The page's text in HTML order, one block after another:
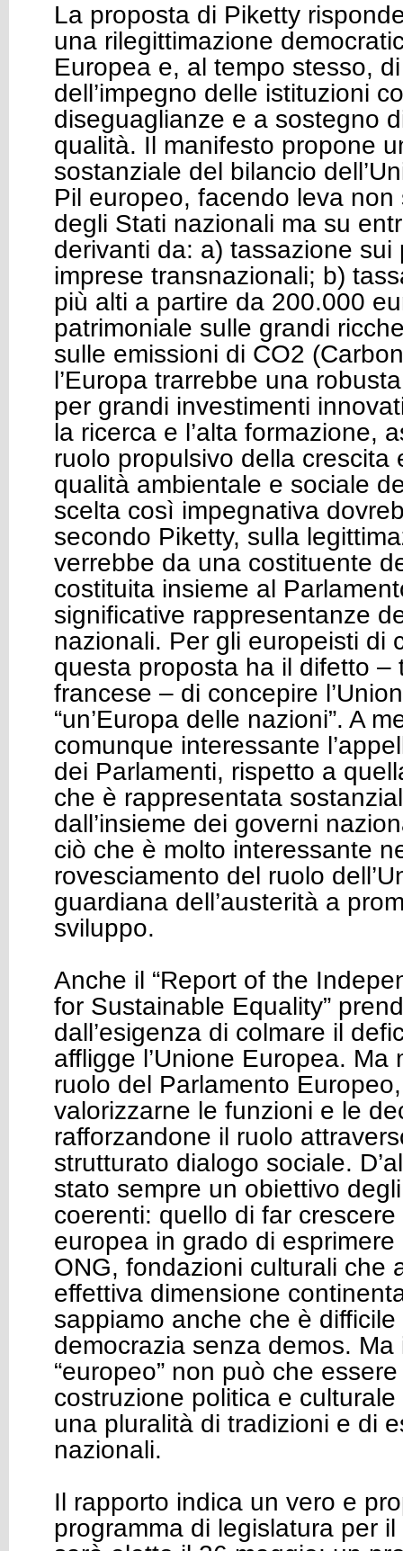
La proposta di Piketty
una rilegittimazione
Europea e, al tempo stesso,
dell’impegno delle istituzioni
diseguaglianze e a sostegno
qualità. Il manifesto propone
sostanziale del bilancio
Pil europeo, facendo leva non
degli Stati nazionali ma su
derivanti da: a) tassazione sui
imprese transnazionali; b)
più alti a partire da 200.000
patrimoniale sulle grandi
sulle emissioni di CO2
l’Europa trarrebbe una
per grandi investimenti
la ricerca e l’alta formazione,
ruolo propulsivo della crescita
qualità ambientale e sociale
scelta così impegnativa
secondo Piketty, sulla
verrebbe da una costituente
costituita insieme al
significative rappresentanze
nazionali. Per gli europeisti di
questa proposta ha il difetto –
francese – di concepire
“un’Europa delle nazioni”. A
comunque interessante
dei Parlamenti, rispetto a
che è rappresentata
dall’insieme dei governi
ciò che è molto interessante
rovesciamento del ruolo
guardiana dell’austerità a
sviluppo.
Anche il “Report of the
for Sustainable Equality”
dall’esigenza di colmare il
affligge l’Unione Europea. Ma
ruolo del Parlamento
valorizzarne le funzioni e le
rafforzandone il ruolo
strutturato dialogo sociale.
stato sempre un obiettivo
coerenti: quello di far
europea in grado di
ONG, fondazioni culturali che
effettiva dimensione
sappiamo anche che è
democrazia senza demos. Ma
“europeo” non può che
costruzione politica e
una pluralità di tradizioni e di
nazionali.
Il rapporto indica un vero e
programma di legislatura per